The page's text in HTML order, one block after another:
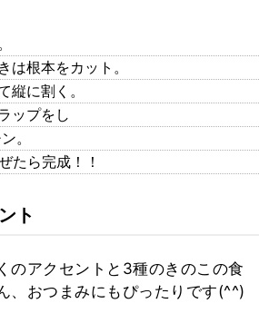
は根本をカット。
縦に割く。
ップをし
。
たら完成！！
ト
のアクセントと3種のきのこの食
、おつまみにもぴったりです(^^)